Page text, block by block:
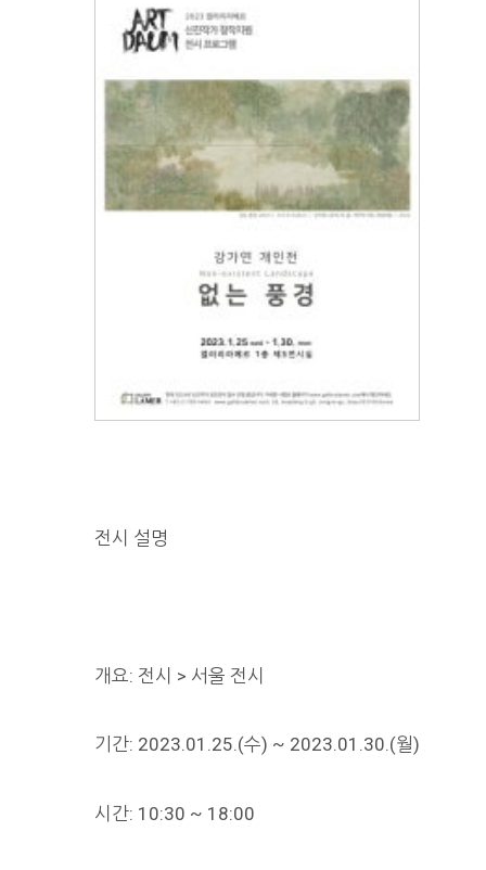
전시 설명
개요: 전시 > 서울 전시
기간: 2023.01.25.(수) ~ 2023.01.30.(월)
시간: 10:30 ~ 18:00